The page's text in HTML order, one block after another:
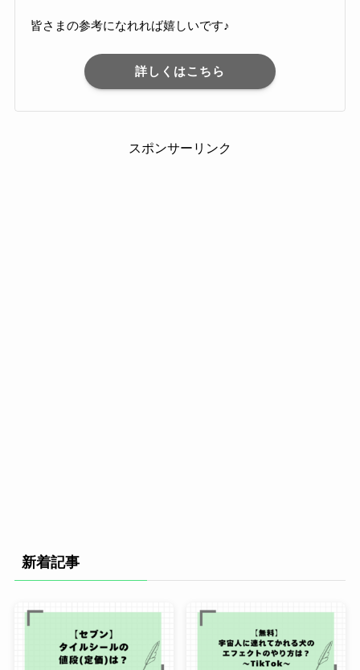
皆さまの参考になれれば嬉しいです♪
詳しくはこちら
スポンサーリンク
新着記事